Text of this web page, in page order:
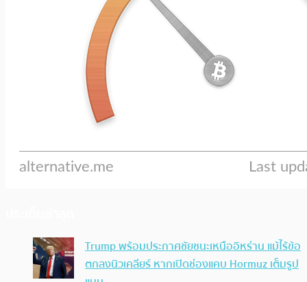
Trump พร้อมประกาศชัยชนะเหนืออิหร่าน แม้ไร้ข้อ
ตกลงนิวเคลียร์ หากเปิดช่องแคบ Hormuz เต็มรูป